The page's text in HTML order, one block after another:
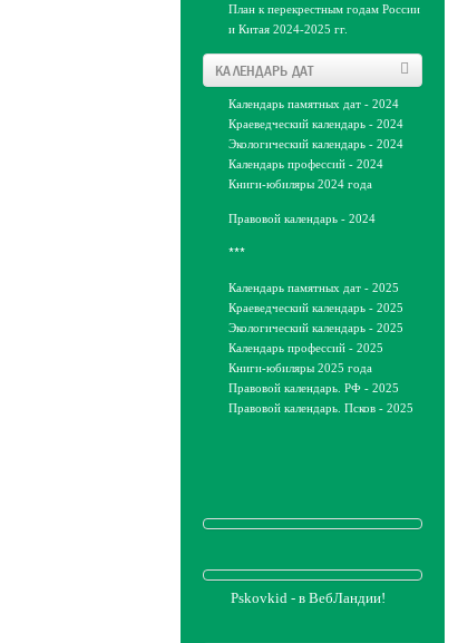
План к перекрестным годам России
и Китая 2024-2025 гг.
КАЛЕНДАРЬ ДАТ
Календарь памятных дат - 2024
Краеведческий календарь - 2024
Экологический календарь - 2024
Календарь профессий - 2024
Книги-юбиляры 2024 года
Правовой календарь - 2024
***
Календарь памятных дат - 2025
Краеведческий календарь - 2025
Экологический календарь - 2025
Календарь профессий - 2025
Книги-юбиляры 2025 года
Правовой календарь. РФ - 2025
Правовой календарь. Псков - 2025
Pskovkid - в ВебЛандии!